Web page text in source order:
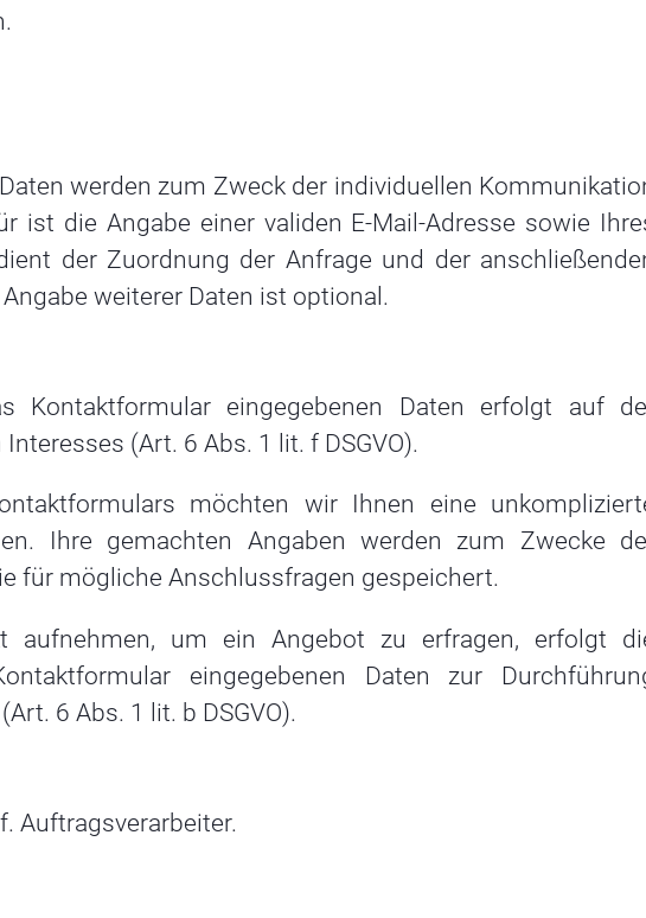
werden zum Zweck der individuellen
ist die Angabe einer validen E-Mail-Adresse sowie
der Zuordnung der Anfrage und der
weiterer Daten ist optional.
Kontaktformular eingegebenen Daten erfolgt auf
(Art. 6 Abs. 1 lit. f DSGVO).
möchten wir Ihnen eine
Ihre gemachten Angaben werden zum Zwecke
für mögliche Anschlussfragen gespeichert.
aufnehmen, um ein Angebot zu erfragen, erfolgt
eingegebenen Daten zur
6 Abs. 1 lit. b DSGVO).
Auftragsverarbeiter.